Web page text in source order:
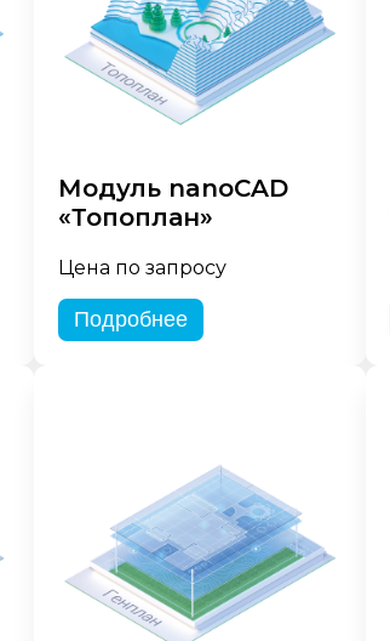
Модуль nanoCAD
«Топоплан»
Цена по запросу
Подробнее